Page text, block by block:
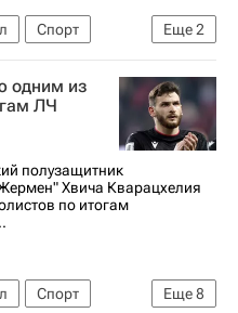
Еще2
Спорт
одним из
ЛЧ
полузащитник
Хвича Кварацхелия
по итогам
Еще8
Спорт